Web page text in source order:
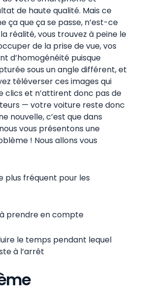
de haute qualité. Mais ce
ça que ça se passe, n’est-ce
réalité, vous trouvez à peine le
de la prise de vue, vos
d’homogénéité puisque
sous un angle différent, et
téléverser ces images qui
clics et n’attirent donc pas de
— votre voiture reste donc
nouvelle, c’est que dans
vous présentons une
! Nous allons vous
plus fréquent pour les
prendre en compte
le temps pendant lequel
à l’arrêt